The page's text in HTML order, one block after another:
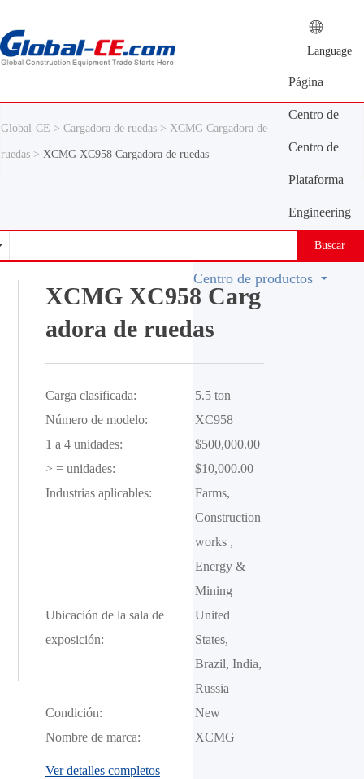
Language
Página
principal
Centro de
información
Centro de
productos
Plataforma
de oferta y
demanda
Engineering
Machinery
Vocabulary
Buscar
Centro de productos
Global-CE > Cargadora de ruedas > XCMG Cargadora de
ruedas > XCMG XC958 Cargadora de ruedas
XCMG XC958 Carg
adora de ruedas
Carga clasificada:
5.5 ton
Número de modelo:
XC958
1 a 4 unidades:
$500,000.00
> = unidades:
$10,000.00
Industrias aplicables:
Farms,
Construction
works ,
Energy &
Mining
Ubicación de la sala de
exposición:
United
States,
Brazil, India,
Russia
Condición:
New
Nombre de marca:
XCMG
Ver detalles completos